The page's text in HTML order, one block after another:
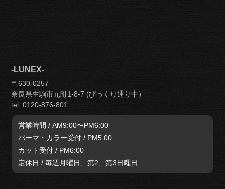
-LUNEX-
〒630-0257
奈良県生駒市元町1-8-7 (ぴっくり通り中）
tel. 0120-876-801
営業時間 / AM9:00〜PM6:00
パーマ・カラー受付 / PM5:00
カット受付 / PM6:00
定休日 / 毎週月曜日、第2、第3日曜日